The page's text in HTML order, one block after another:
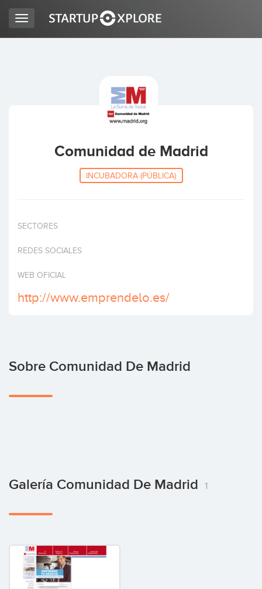
Invertir
Toggle
navigation
Comunidad de Madrid
INCUBADORA (PÚBLICA)
SECTORES
REDES SOCIALES
WEB OFICIAL
http://www.emprendelo.es/
Sobre Comunidad De Madrid
Galería Comunidad De Madrid 1